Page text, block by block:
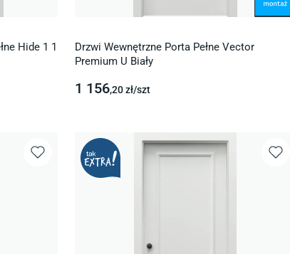
Hide 1 1
Drzwi Wewnętrzne Porta Pełne Vector
Premium U Biały
1 156,20zł/szt